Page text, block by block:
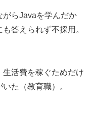
がらJavaを学んだか
答えられず不採用。
活費を稼ぐためだけ
た（教育職）。